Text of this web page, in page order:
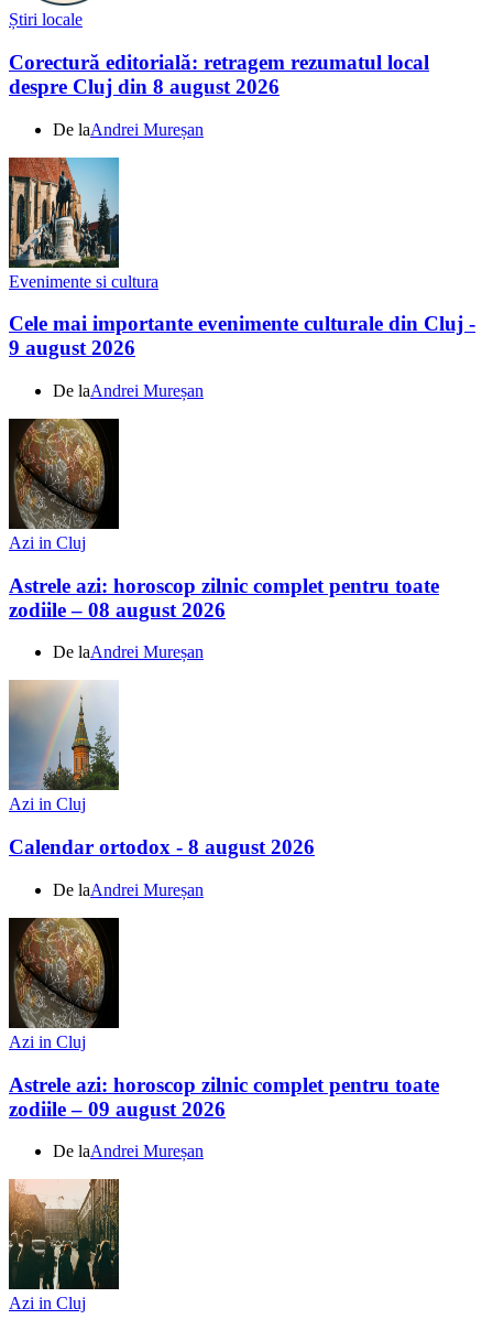
Știri locale
Corectură editorială: retragem rezumatul local
despre Cluj din 8 august 2026
De laAndrei Mureșan
Evenimente si cultura
Cele mai importante evenimente culturale din Cluj -
9 august 2026
De laAndrei Mureșan
Azi in Cluj
Astrele azi: horoscop zilnic complet pentru toate
zodiile – 08 august 2026
De laAndrei Mureșan
Azi in Cluj
Calendar ortodox - 8 august 2026
De laAndrei Mureșan
Azi in Cluj
Astrele azi: horoscop zilnic complet pentru toate
zodiile – 09 august 2026
De laAndrei Mureșan
Azi in Cluj